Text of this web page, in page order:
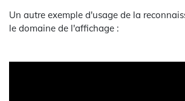
Un autre exemple d'usage de la
le domaine de l'affichage :